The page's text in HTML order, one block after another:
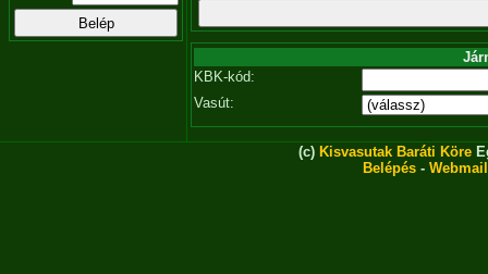
KBK-kód:
Vasút:
(c) Kisvasutak Baráti Köre
Belépés - Webmail